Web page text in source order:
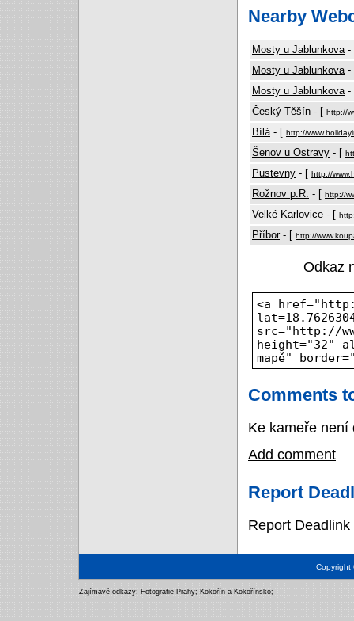
Nearby
Mosty u Jablunkova
Mosty u Jablunkova
Mosty u Jablunkova
Český Těšín - [ http://
Bílá - [ http://
Šenov u Ostravy - [
Pustevny - [ http://
Rožnov p.R. - [ http://
Velké Karlovice - [
Příbor- [ http://
Odkaz
<a href="http://
src="http://
height="32"
mapě"
Comments
Ke kameře není
Add comment
Report
Report Deadlink
Zajímavé odkazy: Fotografie Prahy; Kokořín a Kokořínsko;